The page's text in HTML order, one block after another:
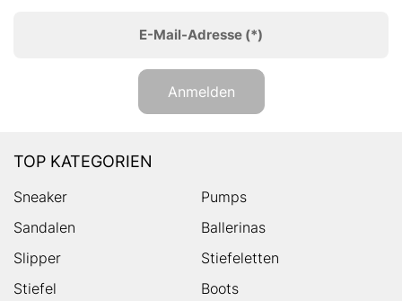
E-Mail-Adresse (*)
Anmelden
TOP KATEGORIEN
Sneaker
Pumps
Sandalen
Ballerinas
Slipper
Stiefeletten
Stiefel
Boots